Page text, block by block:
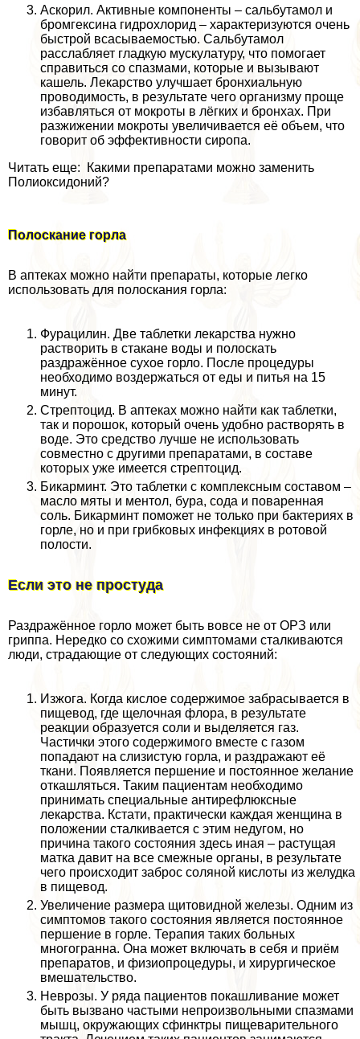
Аскорил. Активные компоненты – сальбутамол и
бромгексина гидрохлорид – хаpaктеризуются очень
быстрой всасываемостью. Сальбутамол
расслабляет гладкую мускулатуру, что помогает
справиться со спазмами, которые и вызывают
кашель. Лекарство улучшает бронхиальную
проводимость, в результате чего организму проще
избавляться от мокроты в лёгких и бронхах. При
разжижении мокроты увеличивается её объем, что
говорит об эффективности сиропа.
Читать еще: Какими препаратами можно заменить
Полиоксидоний?
Полоскание горла
В аптеках можно найти препараты, которые легко
использовать для полоскания горла:
Фурацилин. Две таблетки лекарства нужно
растворить в стакане воды и полоскать
раздражённое сухое горло. После процедуры
необходимо воздержаться от еды и питья на 15
минут.
Стрептоцид. В аптеках можно найти как таблетки,
так и порошок, который очень удобно растворять в
воде. Это средство лучше не использовать
совместно с другими препаратами, в составе
которых уже имеется стрептоцид.
Бикарминт. Это таблетки с комплексным составом –
масло мяты и ментол, бура, сода и поваренная
соль. Бикарминт поможет не только при бактериях в
горле, но и при грибковых инфекциях в ротовой
полости.
Если это не простуда
Раздражённое горло может быть вовсе не от ОРЗ или
гриппа. Нередко со схожими симптомами сталкиваются
люди, страдающие от следующих состояний:
Изжога. Когда кислое содержимое забрасывается в
пищевод, где щелочная флора, в результате
реакции образуется соли и выделяется газ.
Частички этого содержимого вместе с газом
попадают на слизистую горла, и раздражают её
ткани. Появляется першение и постоянное желание
откашляться. Таким пациентам необходимо
принимать специальные антирефлюксные
лекарства. Кстати, пpaктически каждая женщина в
положении сталкивается с этим недугом, но
причина такого состояния здесь иная – растущая
матка давит на все смежные органы, в результате
чего происходит заброс соляной кислоты из желудка
в пищевод.
Увеличение размера щитовидной железы. Одним из
симптомов такого состояния является постоянное
першение в горле. Терапия таких больных
многогранна. Она может включать в себя и приём
препаратов, и физиопроцедуры, и хирургическое
вмешательство.
Неврозы. У ряда пациентов покашливание может
быть вызвано частыми непроизвольными спазмами
мышц, окружающих сфинктры пищеварительного